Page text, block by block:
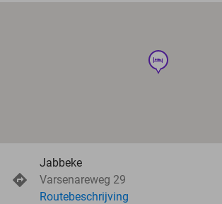
hotel
Jabbeke
Varsenareweg 29
Routebeschrijving